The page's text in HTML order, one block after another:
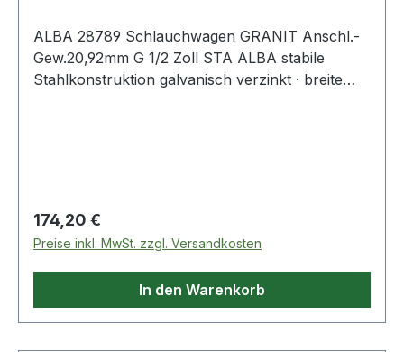
ALBA 28789 Schlauchwagen GRANIT Anschl.-
Gew.20,92mm G 1/2 Zoll STA ALBA stabile
Stahlkonstruktion galvanisch verzinkt · breite
Regulärer Preis:
174,20 €
Preise inkl. MwSt. zzgl. Versandkosten
In den Warenkorb